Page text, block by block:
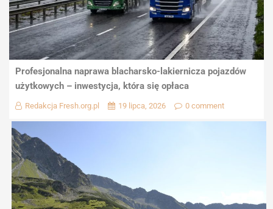
Profesjonalna naprawa blacharsko-lakiernicza pojazdów
użytkowych – inwestycja, która się opłaca
Redakcja Fresh.org.pl 19 lipca, 2026 0 comment